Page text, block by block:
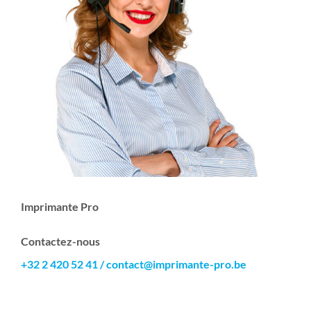
Imprimante Pro
Contactez-nous
+32 2 420 52 41/contact@imprimante-pro.be